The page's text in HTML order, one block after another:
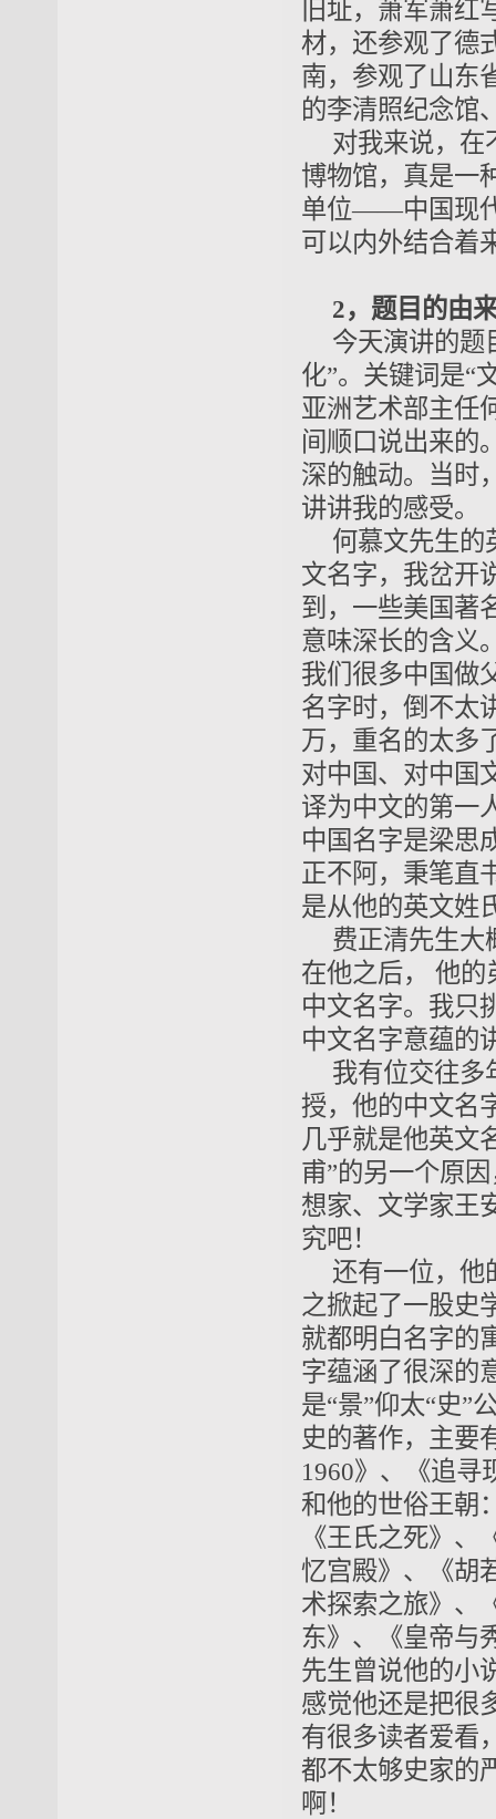
旧址，萧军萧
材，还参观了德
南，参观了山东
的李清照纪念馆
对我来说，在
博物馆，真是一
单位——中国现
可以内外结合着
2，题目的由
今天演讲的
化”。关键词是“
亚洲艺术部主任
间顺口说出来的
深的触动。当时
讲讲我的感受。
何慕文先生的
文名字，我岔开
到，一些美国著
意味深长的含义
我们很多中国做
名字时，倒不太
万，重名的太多
对中国、对中国
译为中文的第一
中国名字是梁思
正不阿，秉笔直
是从他的英文姓
费正清先生大
在他之后，
他的
中文名字。我只
中文名字意蕴的
我有位交往多
授，他的中文名
几乎就是他英文
甫”的另一个原
想家、文学家王
究吧！
还有一位，他
之掀起了一股史
就都明白名字
字蕴涵了很深的
是“景”仰太“史”
史的著作，主要
1960》、《追寻
和他的世俗王朝
《王氏之死》
忆宫殿》、《胡
术探索之旅》、
东》、《皇帝与
先生曾说他的小
感觉他还是把很
有很多读者爱看
都不太够史家的
啊！